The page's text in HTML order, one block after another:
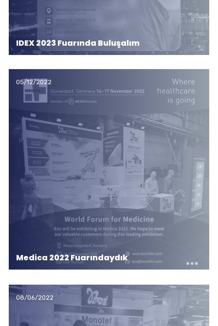
IDEX 2023 Fuarında Buluşalım
05/12/2022
Medica 2022 Fuarındaydık
08/06/2022